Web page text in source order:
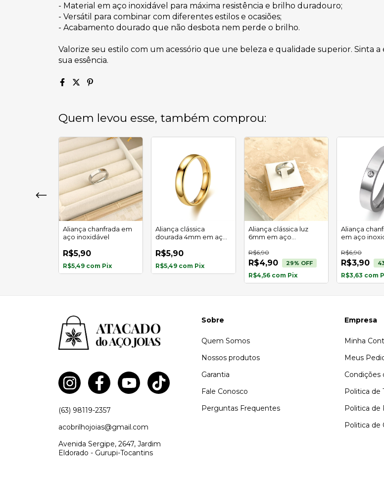
- Material em aço inoxidável para máxima resistência e brilho duradouro;
- Versátil para combinar com diferentes estilos e ocasiões;
- Acabamento dourado que não desbota nem perde o brilho.
Valorize seu estilo com um acessório que une beleza e qualidade superior. Sinta
sua essência.
Quem levou esse, também comprou:
Aliança chanfrada em
aço inoxidável
R$5,90
R$5,49 com Pix
Aliança clássica
dourada 4mm em aço
R$5,90
R$5,49 com Pix
Aliança clássica luz
6mm em aço
R$4,90
R$6,90
29% OFF
R$4,56 com Pix
Aliança
em aço
R$3,90
R$6,90
R$3,63 com
(63) 98119-2357
acobrilhojoias@gmail.com
Avenida Sergipe, 2647, Jardim
Eldorado - Gurupi-Tocantins
Sobre
Quem Somos
Nossos produtos
Garantia
Fale Conosco
Perguntas Frequentes
Empresa
Minha
Meus
Condições
Politica de
Politica de
Politica de